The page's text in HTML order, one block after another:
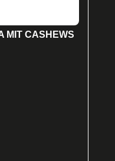
MIT CASHEWS